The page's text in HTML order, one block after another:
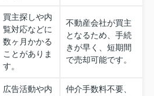
買主探しや内
覧対応などに
数ヶ月かかる
ことがありま
す。
不動産会社が買主
となるため、手続
きが早く、短期間
で売却可能です。
広告活動や内
仲介手数料不要、